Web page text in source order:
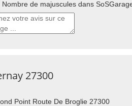
Nombre de majuscules dans
27300
Point Route De Broglie 27300